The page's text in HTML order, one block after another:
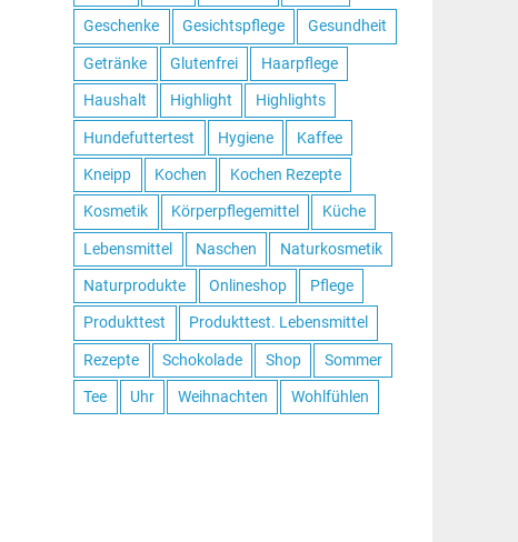
Geschenke Gesichtspflege Gesundheit
Getränke Glutenfrei Haarpflege
Haushalt Highlight Highlights
Hundefuttertest Hygiene Kaffee
Kneipp Kochen Kochen Rezepte
Kosmetik Körperpflegemittel Küche
Lebensmittel Naschen Naturkosmetik
Naturprodukte Onlineshop Pflege
Produkttest Produkttest. Lebensmittel
Rezepte Schokolade Shop Sommer
Tee Uhr Weihnachten Wohlfühlen